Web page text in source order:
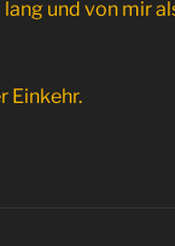
und von mir
Einkehr.